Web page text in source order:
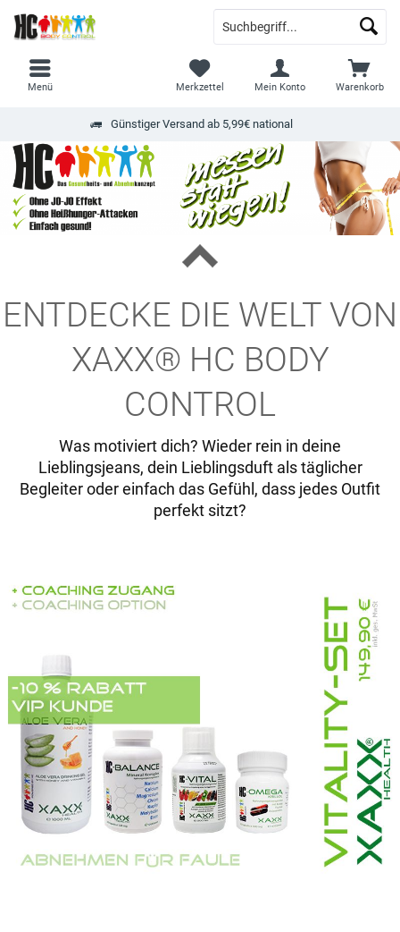
Günstiger Versand ab 5,99€ national
Warenkorb
Merkzettel Mein Konto
Menü
ENTDECKE DIE WELT VON
XAXX® HC BODY
CONTROL
Was motiviert dich? Wieder rein in deine
Lieblingsjeans, dein Lieblingsduft als täglicher
Begleiter oder einfach das Gefühl, dass jedes Outfit
perfekt sitzt?